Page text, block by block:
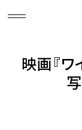
映画『ワ